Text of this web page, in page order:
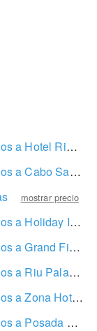
Riu Santa Fe
San Lucas
mostrar precio
Cabos All Inclusive
All Inclusive Golf & Spa
Cabo San Lucas
Zona Hotelera
Los Cabos